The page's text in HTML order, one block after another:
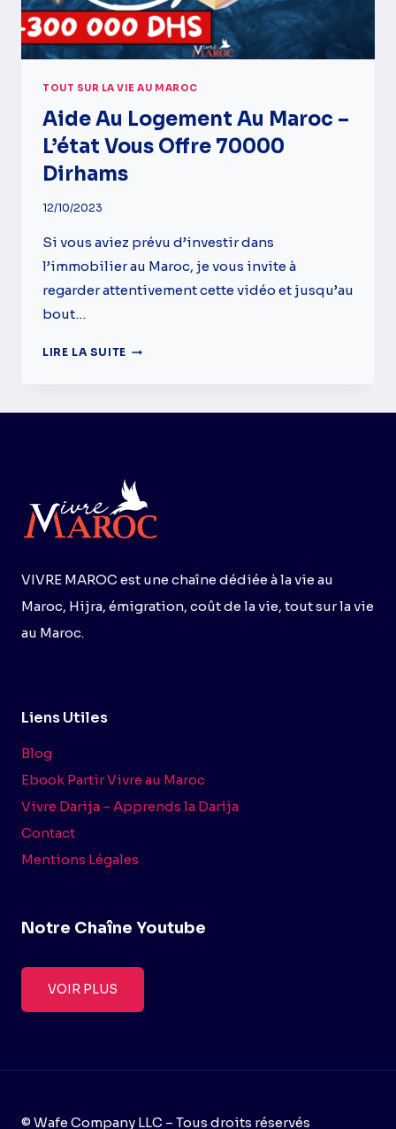
TOUT SUR LA VIE AU MAROC
Aide Au Logement Au Maroc –
L’état Vous Offre 70000
Dirhams
12/10/2023
Si vous aviez prévu d’investir dans
l’immobilier au Maroc, je vous invite à
regarder attentivement cette vidéo et jusqu’au
bout…
LIRE LA SUITE AIDE
VOUS
OFFRE
70000
DIRHAMS
VIVRE MAROC est une chaîne dédiée à la vie au
Maroc, Hijra, émigration, coût de la vie, tout sur la vie
au Maroc.
Liens Utiles
Blog
Ebook Partir Vivre au Maroc
Vivre Darija – Apprends la Darija
Contact
Mentions Légales
Notre Chaîne Youtube
VOIR PLUS
© Wafe Company LLC – Tous droits réservés